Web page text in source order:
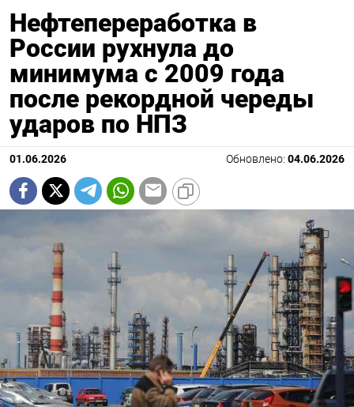
Нефтепереработка в
России рухнула до
минимума с 2009 года
после рекордной череды
ударов по НПЗ
01.06.2026 Обновлено: 04.06.2026